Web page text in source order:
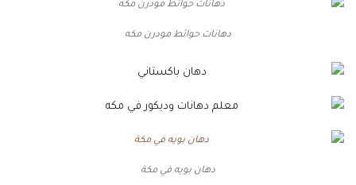
دهانات حوائط مودرن مكه
دهان بويه في مكة